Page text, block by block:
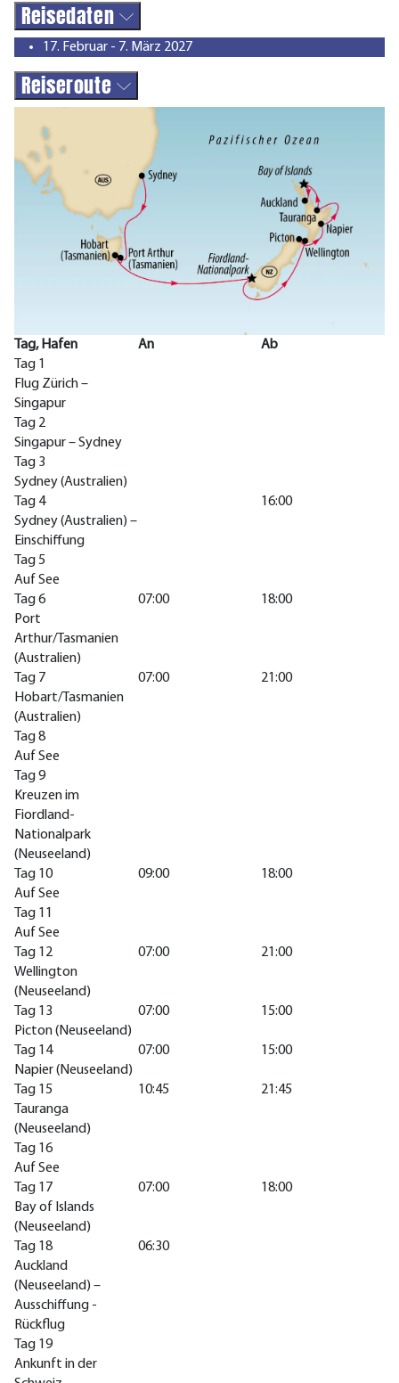
Reisedaten
17. Februar - 7. März 2027
Reiseroute
Tag, Hafen An
Ab
Tag 1
Flug Zürich –
Singapur
Tag 2
Singapur – Sydney
Tag 3
Sydney (Australien)
Tag 4
Sydney (Australien) –
Einschiffung
16:00
Tag 5
Auf See
Tag 6
Port
Arthur/Tasmanien
(Australien)
07:00 18:00
Tag 7
Hobart/Tasmanien
(Australien)
07:00 21:00
Tag 8
Auf See
Tag 9
Kreuzen im
Fiordland-
Nationalpark
(Neuseeland)
Tag 10
Auf See
09:00 18:00
Tag 11
Auf See
Tag 12
Wellington
(Neuseeland)
07:00 21:00
Tag 13
Picton (Neuseeland)
07:00 15:00
Tag 14
Napier (Neuseeland)
07:00 15:00
Tag 15
Tauranga
(Neuseeland)
10:45 21:45
Tag 16
Auf See
Tag 17
Bay of Islands
(Neuseeland)
07:00 18:00
Tag 18
Auckland
(Neuseeland) –
Ausschiffung -
Rückflug
06:30
Tag 19
Ankunft in der